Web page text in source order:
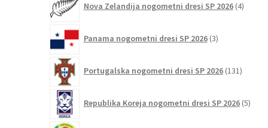
Nova Zelandija nogometni dresi SP 2026 4izdelki
Panama nogometni dresi SP 2026 3izdelki
Portugalska nogometni dresi SP 2026 131
Republika Koreja nogometni dresi SP 2026 5